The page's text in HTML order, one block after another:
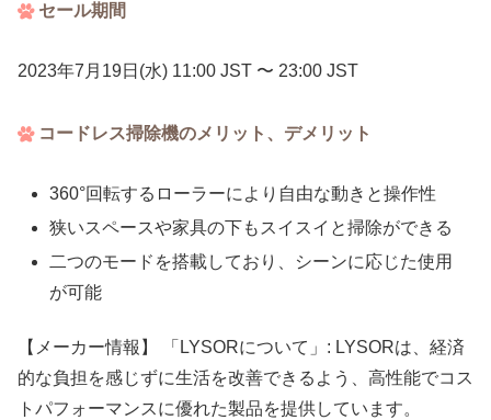
セール期間
2023年7月19日(水) 11:00 JST 〜 23:00 JST
コードレス掃除機のメリット、デメリット
360°回転するローラーにより自由な動きと操作性
狭いスペースや家具の下もスイスイと掃除ができる
二つのモードを搭載しており、シーンに応じた使用
が可能
【メーカー情報】 「LYSORについて」: LYSORは、経済
的な負担を感じずに生活を改善できるよう、高性能でコス
トパフォーマンスに優れた製品を提供しています。